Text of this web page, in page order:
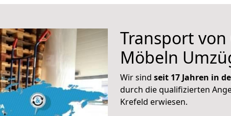
Transport
Möbeln
Wir sind seit 17 Jahren in
durch die qualifizierten
Krefeld erwiesen.